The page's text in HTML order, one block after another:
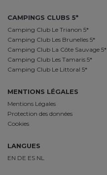
CAMPINGS CLUBS 5*
Camping Club Le Trianon 5*
Camping Club Les Brunelles 5*
Camping Club La Côte Sauvage 5*
Camping Club Les Tamaris 5*
Camping Club Le Littoral 5*
MENTIONS LÉGALES
Mentions Légales
Protection des données
Cookies
LANGUES
EN DE ES NL